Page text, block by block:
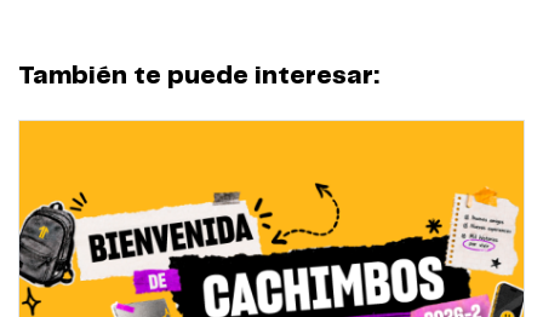
También te puede interesar: